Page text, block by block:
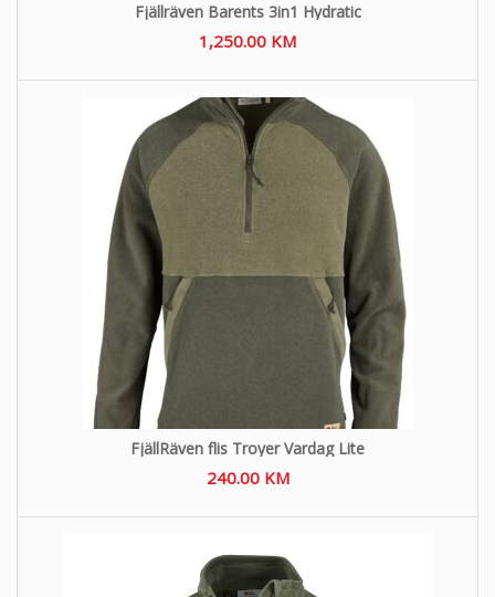
Fjällräven Barents 3in1 Hydratic
1,250.00 KM
FjällRäven flis Troyer Vardag Lite
240.00 KM